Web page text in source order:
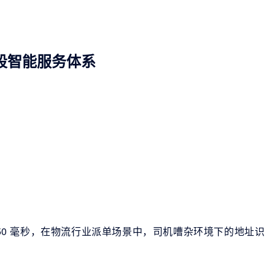
智能服务体系
秒，在物流行业派单场景中，司机嘈杂环境下的地址识